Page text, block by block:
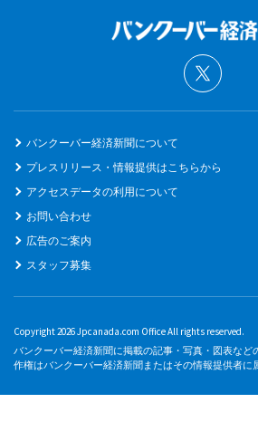
バンクーバー経済新聞について
プレスリリース・情報提供はこちらから
アクセスデータの利用について
お問い合わせ
広告のご案内
スタッフ募集
Copyright 2026 Jpcanada.com Office All rights reserved.
バンクーバー経済新聞に掲載の記事・写真・図表など
作権はバンクーバー経済新聞またはその情報提供者に